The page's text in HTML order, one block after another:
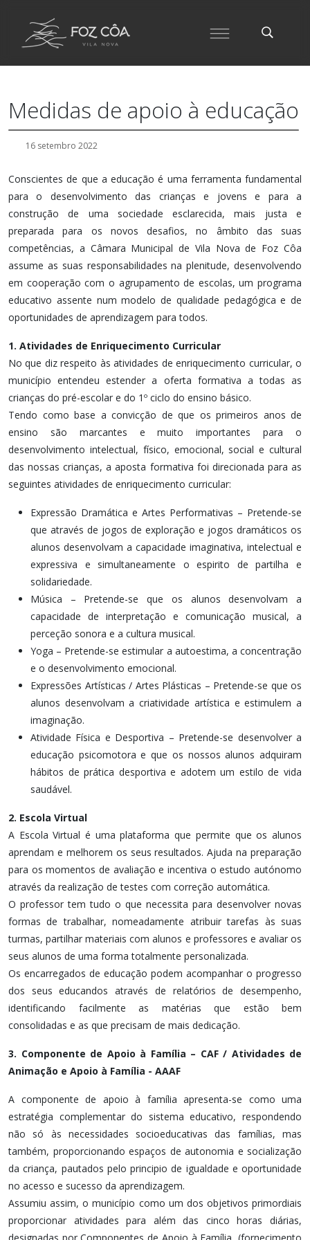
Medidas de apoio à educação
16 setembro 2022
Conscientes de que a educação é uma ferramenta fundamental
para o desenvolvimento das crianças e jovens e para a
construção de uma sociedade esclarecida, mais justa e
preparada para os novos desafios, no âmbito das suas
competências, a Câmara Municipal de Vila Nova de Foz Côa
assume as suas responsabilidades na plenitude, desenvolvendo
em cooperação com o agrupamento de escolas, um programa
educativo assente num modelo de qualidade pedagógica e de
oportunidades de aprendizagem para todos.
1. Atividades de Enriquecimento Curricular
No que diz respeito às atividades de enriquecimento curricular, o
município entendeu estender a oferta formativa a todas as
crianças do pré-escolar e do 1º ciclo do ensino básico.
Tendo como base a convicção de que os primeiros anos de
ensino são marcantes e muito importantes para o
desenvolvimento intelectual, físico, emocional, social e cultural
das nossas crianças, a aposta formativa foi direcionada para as
seguintes atividades de enriquecimento curricular:
Expressão Dramática e Artes Performativas – Pretende-se
que através de jogos de exploração e jogos dramáticos os
alunos desenvolvam a capacidade imaginativa, intelectual e
expressiva e simultaneamente o espirito de partilha e
solidariedade.
Música – Pretende-se que os alunos desenvolvam a
capacidade de interpretação e comunicação musical, a
perceção sonora e a cultura musical.
Yoga – Pretende-se estimular a autoestima, a concentração
e o desenvolvimento emocional.
Expressões Artísticas / Artes Plásticas – Pretende-se que os
alunos desenvolvam a criatividade artística e estimulem a
imaginação.
Atividade Física e Desportiva – Pretende-se desenvolver a
educação psicomotora e que os nossos alunos adquiram
hábitos de prática desportiva e adotem um estilo de vida
saudável.
2. Escola Virtual
A Escola Virtual é uma plataforma que permite que os alunos
aprendam e melhorem os seus resultados. Ajuda na preparação
para os momentos de avaliação e incentiva o estudo autónomo
através da realização de testes com correção automática.
O professor tem tudo o que necessita para desenvolver novas
formas de trabalhar, nomeadamente atribuir tarefas às suas
turmas, partilhar materiais com alunos e professores e avaliar os
seus alunos de uma forma totalmente personalizada.
Os encarregados de educação podem acompanhar o progresso
dos seus educandos através de relatórios de desempenho,
identificando facilmente as matérias que estão bem
consolidadas e as que precisam de mais dedicação.
3. Componente de Apoio à Família – CAF / Atividades de
Animação e Apoio à Família - AAAF
A componente de apoio à família apresenta-se como uma
estratégia complementar do sistema educativo, respondendo
não só às necessidades socioeducativas das famílias, mas
também, proporcionando espaços de autonomia e socialização
da criança, pautados pelo principio de igualdade e oportunidade
no acesso e sucesso da aprendizagem.
Assumiu assim, o município como um dos objetivos primordiais
proporcionar atividades para além das cinco horas diárias,